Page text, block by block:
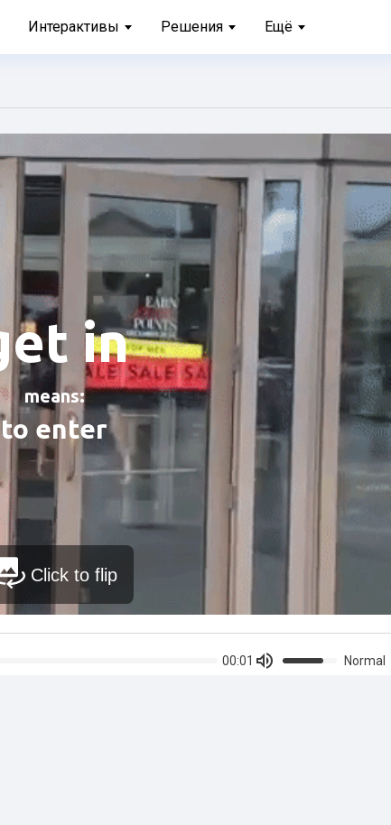
Интерактивы Решения Ещё